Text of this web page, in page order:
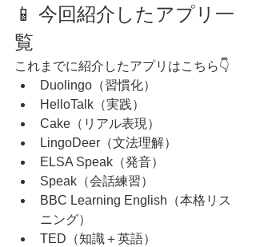
📱 今回紹介したアプリ一
覧
これまでに紹介したアプリはこちら👇
Duolingo（習慣化）
HelloTalk（実践）
Cake（リアル表現）
LingoDeer（文法理解）
ELSA Speak（発音）
Speak（会話練習）
BBC Learning English（本格リス
ニング）
TED（知識＋英語）